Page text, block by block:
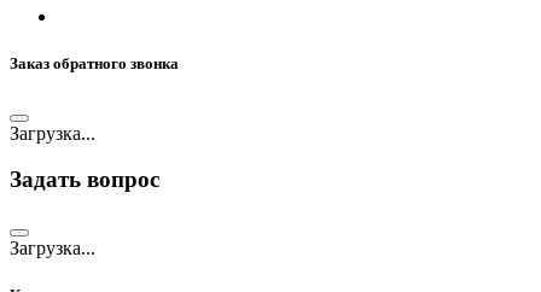
Заказ обратного звонка
Загрузка...
Задать вопрос
Загрузка...